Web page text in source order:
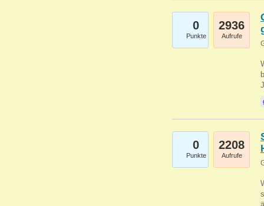
0
Punkte
2936
Aufrufe
0
Punkte
2208
Aufrufe